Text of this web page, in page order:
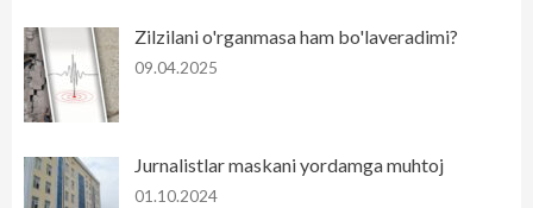
Zilzilani o'rganmasa ham bo'laveradimi?
09.04.2025
Jurnalistlar maskani yordamga muhtoj
01.10.2024